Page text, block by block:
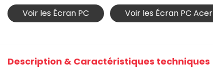
Voir les Écran PC Voir les Écran PC Acer
Description & Caractéristiques techniques